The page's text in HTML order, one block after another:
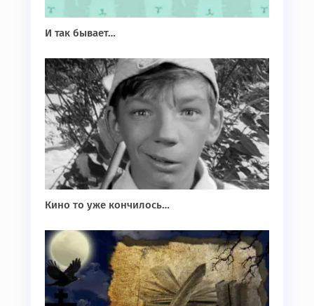
И так бывает…
Кино то уже кончилось…